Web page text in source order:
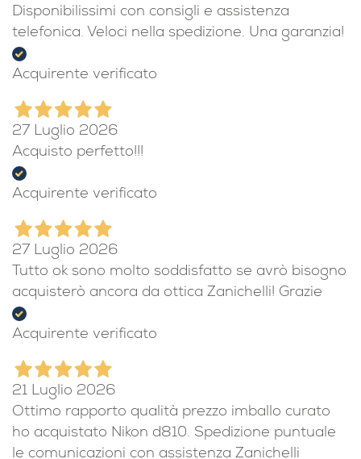
Disponibilissimi con consigli e assistenza
telefonica. Veloci nella spedizione. Una garanzia!
Acquirente verificato
27 Luglio 2026
Acquisto perfetto!!!
Acquirente verificato
27 Luglio 2026
Tutto ok sono molto soddisfatto se avrò bisogno
acquisterò ancora da ottica Zanichelli! Grazie
Acquirente verificato
21 Luglio 2026
Ottimo rapporto qualità prezzo imballo curato
ho acquistato Nikon d810. Spedizione puntuale
le comunicazioni con assistenza Zanichelli